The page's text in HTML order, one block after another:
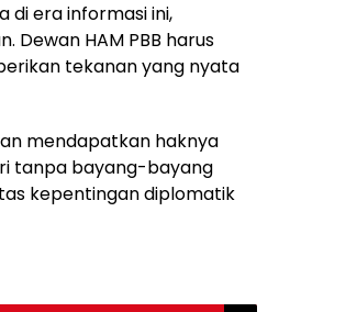
di era informasi ini,
HAM PBB harus
tekanan yang nyata
mendapatkan haknya
tanpa bayang-bayang
kepentingan diplomatik